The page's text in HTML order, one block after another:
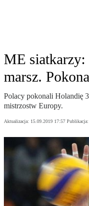
ME siatkarzy:
marsz.
Polacy pokonali Holandię
mistrzostw Europy.
Aktualizacja: 15.09.2019 17:57 Publikacja: